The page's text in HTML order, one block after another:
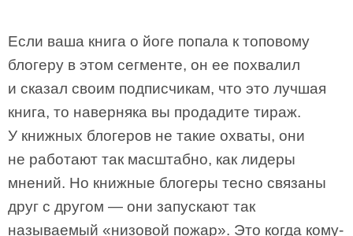
Если ваша книга о йоге попала к топовому
блогеру в этом сегменте, он ее похвалил
и сказал своим подписчикам, что это лучшая
книга, то наверняка вы продадите тираж.
У книжных блогеров не такие охваты, они
не работают так масштабно, как лидеры
мнений. Но книжные блогеры тесно связаны
друг с другом — они запускают так
называемый «низовой пожар». Это когда кому-